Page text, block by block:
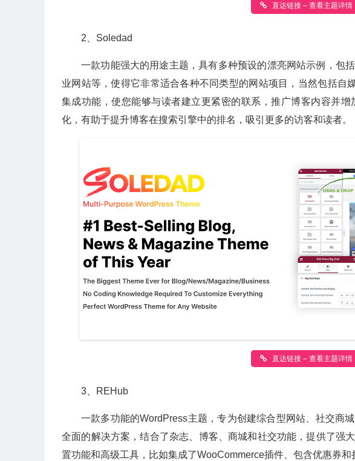
直达链接 – 查看主题详情
2、Soledad
一款功能强大的用途主题，具有多种预设的漂亮网站示例，包
业网站等，使得它非常适合各种不同类型的网站项目，当然包括自
集成功能，使您能够与读者建立更紧密的联系，推广博客内容并
化，有助于提升博客在搜索引擎中的排名，吸引更多的访客和读者。
直达链接 – 查看主题详情
3、REHub
一款多功能的WordPress主题，专为创建综合型网站、社交商
全面的解决方案，结合了杂志、博客、商城和社交功能，提供了强
置功能和高级工具，比如集成了WooCommerce插件、包含优惠券和